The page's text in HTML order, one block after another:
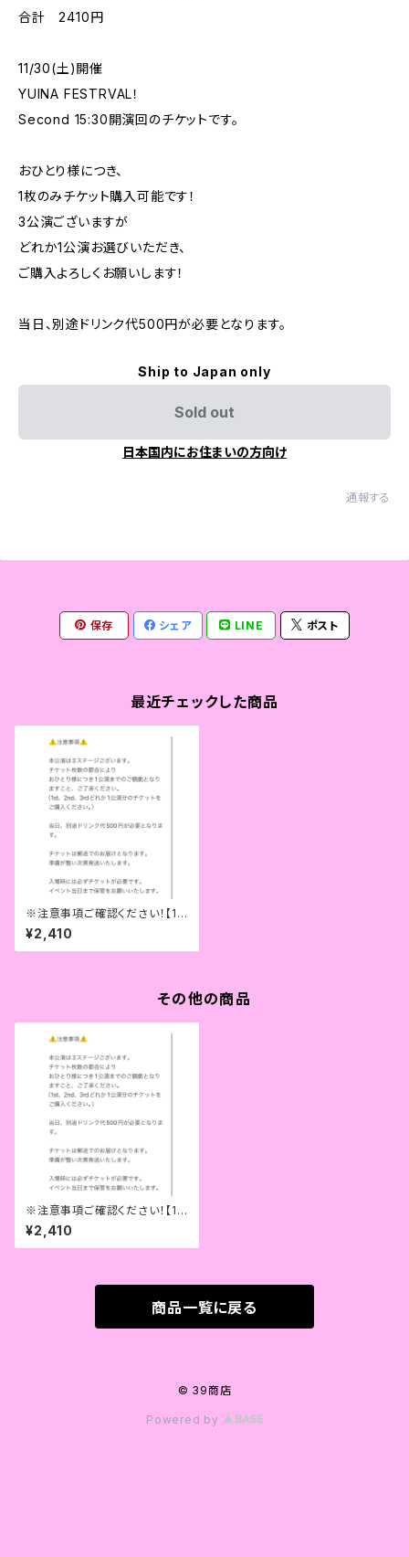
合計 2410円
11/30(土)開催
YUINA FESTRVAL！
Second 15:30開演回のチケットです。
おひとり様につき、
1枚のみチケット購入可能です！
3公演ございますが
どれか1公演お選びいただき、
ご購入よろしくお願いします！
当日、別途ドリンク代500円が必要となります。
Ship to Japan only
Sold out
日本国内にお住まいの方向け
通報する
保存 シェア LINE ポスト
最近チェックした商品
※注意事項ご確認ください！【15
時30分開演回】Dance Perfor
mance チケット
¥2,410
その他の商品
※注意事項ご確認ください！【18
時開演回】Dance Performan
ce チケット
¥2,410
商品一覧に戻る
© 39商店
Powered by